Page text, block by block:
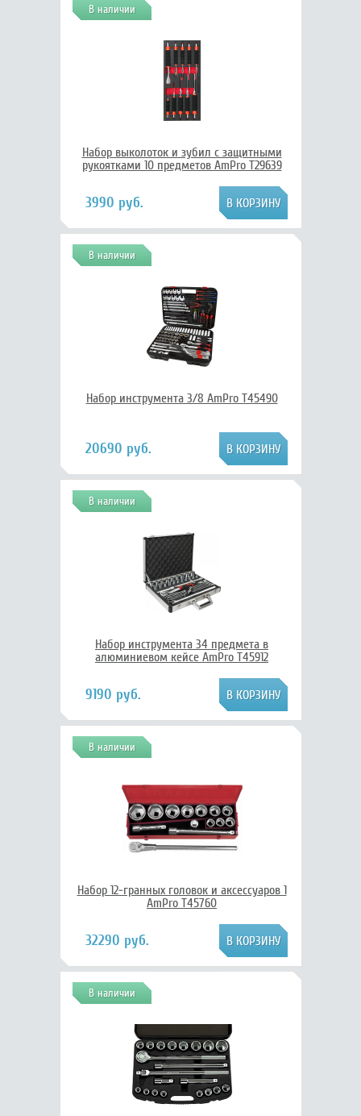
В наличии
Набор выколоток и зубил с защитными
рукоятками 10 предметов AmPro T29639
3990 руб.
В наличии
Набор инструмента 3/8 AmPro T45490
20690 руб.
В наличии
Набор инструмента 34 предмета в
алюминиевом кейсе AmPro T45912
9190 руб.
В наличии
Набор 12-гранных головок и аксессуаров 1
AmPro T45760
32290 руб.
В наличии